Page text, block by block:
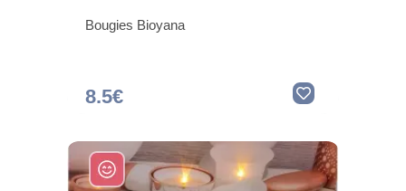
Bougies Bioyana
8.5€